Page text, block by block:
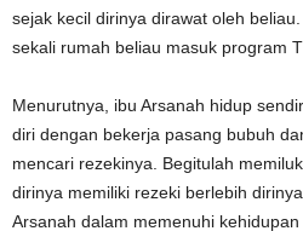
sejak kecil dirinya dirawat oleh
sekali rumah beliau masuk program
Menurutnya, ibu Arsanah hidup
diri dengan bekerja pasang bubuh
mencari rezekinya. Begitulah
dirinya memiliki rezeki berlebih
Arsanah dalam memenuhi kehidupan